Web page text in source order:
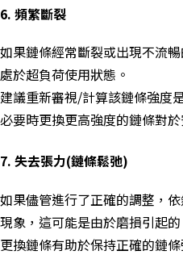
6. 頻繁斷裂
如果鏈條經常斷裂或出現不流
處於超負荷使用狀態。
建議重新審視/計算該鏈條強度
必要時更換更高強度的鏈條對
7. 失去張力(鏈條鬆弛)
如果儘管進行了正確的調整，
現象，這可能是由於磨損引起的
更換鏈條有助於保持正確的鏈條